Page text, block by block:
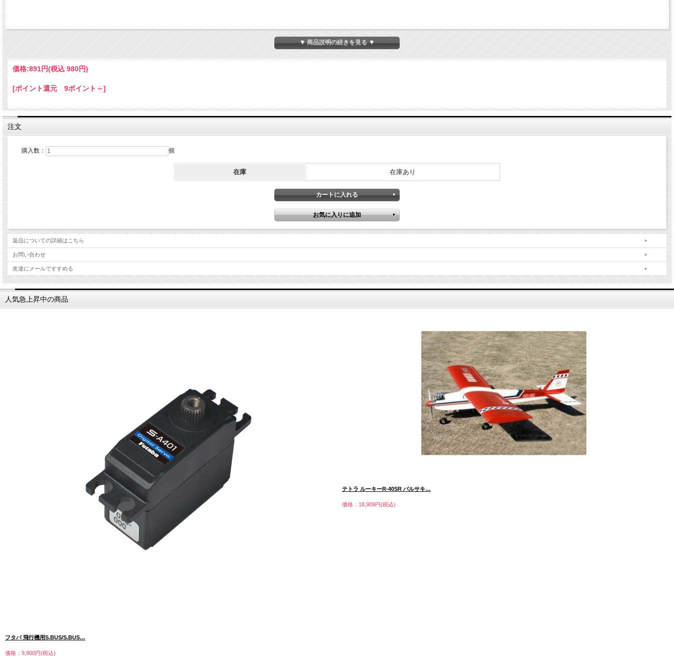
▼ 商品説明の続きを見る ▼
価格:891円(税込 980円)
[ポイント還元 9ポイント～]
注文
購入数： 個
在庫 在庫あり
返品についての詳細はこちら
お問い合わせ
友達にメールですすめる
人気急上昇中の商品
フタバ 飛行機用S.BUS/S.BUS…
価格：9,900円(税込)
テトラ ルーキーR-40SR バルサキ…
価格：18,909円(税込)